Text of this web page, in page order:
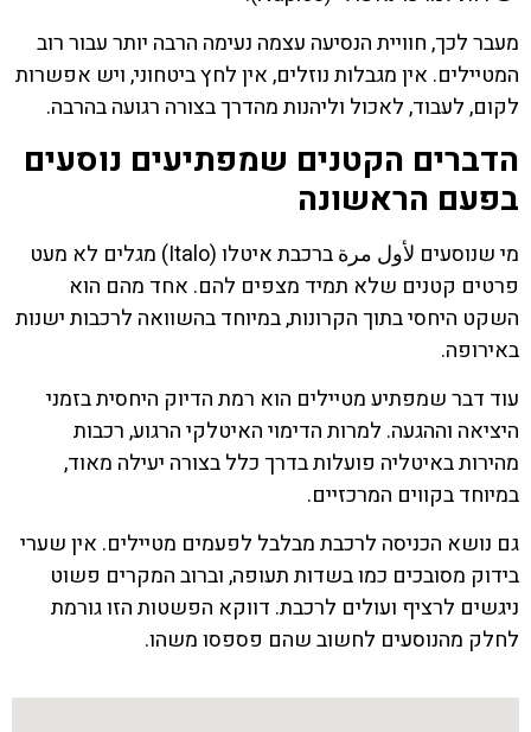
מעבר לכך, חוויית הנסיעה עצמה נעימה הרבה יותר עבור רוב
המטיילים. אין מגבלות נוזלים, אין לחץ ביטחוני, ויש אפשרות
לקום, לעבוד, לאכול וליהנות מהדרך בצורה רגועה בהרבה.
הדברים הקטנים שמפתיעים נוסעים
בפעם הראשונה
מי שנוסעים لأول مرة ברכבת איטלו (Italo) מגלים לא מעט
פרטים קטנים שלא תמיד מצפים להם. אחד מהם הוא
השקט היחסי בתוך הקרונות, במיוחד בהשוואה לרכבות ישנות
באירופה.
עוד דבר שמפתיע מטיילים הוא רמת הדיוק היחסית בזמני
היציאה וההגעה. למרות הדימוי האיטלקי הרגוע, רכבות
מהירות באיטליה פועלות בדרך כלל בצורה יעילה מאוד,
במיוחד בקווים המרכזיים.
גם נושא הכניסה לרכבת מבלבל לפעמים מטיילים. אין שערי
בידוק מסובכים כמו בשדות תעופה, וברוב המקרים פשוט
ניגשים לרציף ועולים לרכבת. דווקא הפשטות הזו גורמת
לחלק מהנוסעים לחשוב שהם פספסו משהו.